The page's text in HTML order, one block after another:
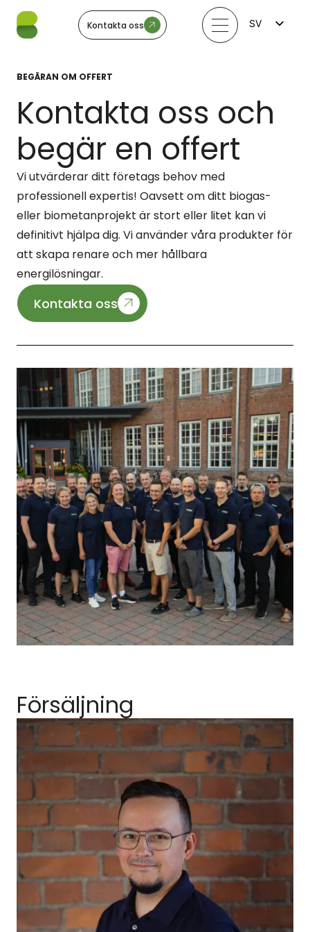
Kontakta oss
SV
NO
BEGÄRAN OM OFFERT
Kontakta oss och
begär en offert
Vi utvärderar ditt företags behov med
professionell expertis! Oavsett om ditt biogas-
eller biometanprojekt är stort eller litet kan vi
definitivt hjälpa dig. Vi använder våra produkter för
att skapa renare och mer hållbara
energilösningar.
Kontakta oss
Försäljning